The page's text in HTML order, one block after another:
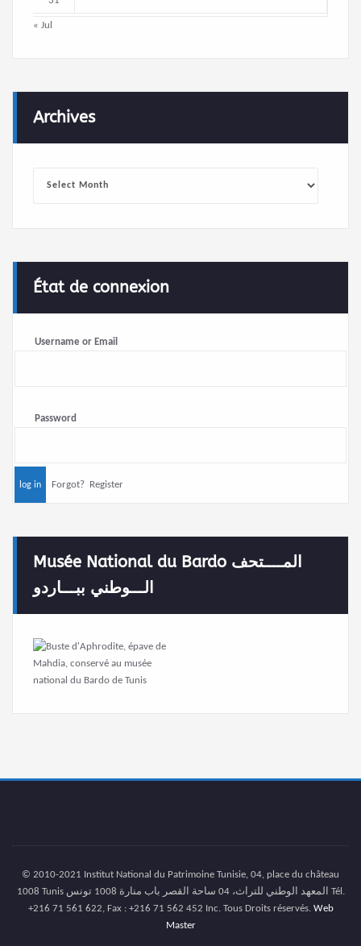
« Jul
Archives
État de connexion
Username or Email
Password
Forgot? Register
Musée National du Bardo المــــتحف
الـــوطني ببـــاردو
© 2010-2021 Institut National du Patrimoine Tunisie, 04, place du château
1008 Tunis المعهد الوطني للتراث، 04 ساحة القصر باب منارة 1008 تونس Tél.
+216 71 561 622, Fax : +216 71 562 452 Inc. Tous Droits réservés. Web
Master